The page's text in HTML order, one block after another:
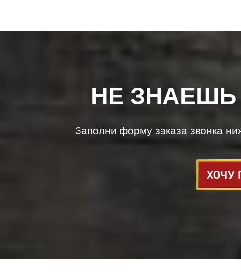
НЕ ЗНАЕШЬ
Заполни форму заказа звонка